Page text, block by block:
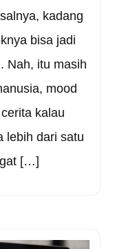
kadang
bisa jadi
Nah, itu masih
mood
kalau
lebih dari satu
[…]